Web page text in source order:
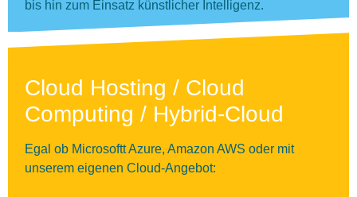
bis hin zum Einsatz künstlicher Intelligenz.
Cloud Hosting / Cloud
Computing / Hybrid-Cloud
Egal ob Microsoftt Azure, Amazon AWS oder mit
unserem eigenen Cloud-Angebot: